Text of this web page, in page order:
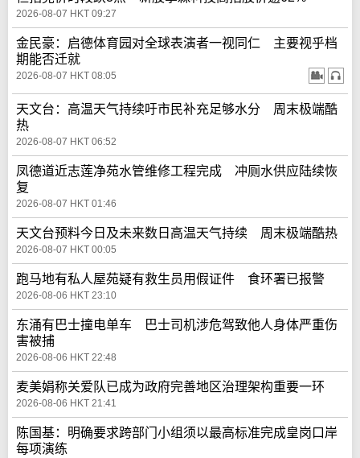
2026-08-07 HKT 09:27
金民豪：启德体育园对全球表演者一视同仁 主要视乎档
期能否迁就
2026-08-07 HKT 08:05
天文台：高温天气持续吁市民补充足够水分 周末极端酷
热
2026-08-07 HKT 06:52
凤德道近志莲净苑水管维修工程完成 冲厕水供应陆续恢
复
2026-08-07 HKT 01:46
天文台预料今日及未来数日高温天气持续 周末极端酷热
2026-08-07 HKT 00:05
跑马地有私人屋苑疑有救生员用假证件 食环署已报警
2026-08-06 HKT 23:10
东涌有巴士撞电单车 巴士司机涉危驾致他人身体严重伤
害被捕
2026-08-06 HKT 22:48
麦美娟称关爱队已成为政府完善地区治理架构重要一环
2026-08-06 HKT 21:41
陈国基：明确要求跨部门小组须以最高标准完成皇岗口岸
每项演练